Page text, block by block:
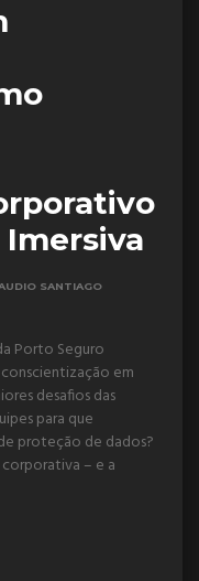
SANTIAGO
Porto Seguro
em
desafios das
para que
proteção de dados?
– e a